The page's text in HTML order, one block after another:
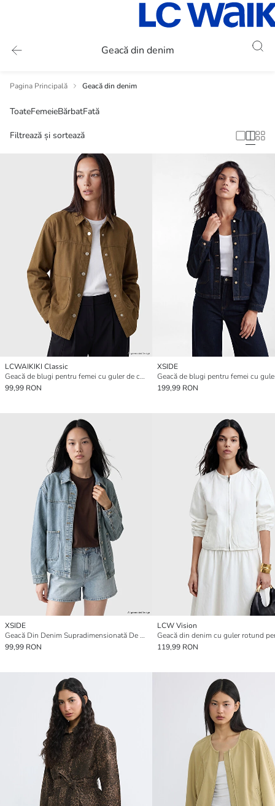
Geacă din denim
Pagina Principală Geacă din denim
ToateFemeieBărbatFată
Filtrează și sortează
LCWAIKIKI Classic
Geacă de blugi pentru femei cu guler de cămașă
99,99 RON
XSIDE
199,99 RON
XSIDE
Geacă Din Denim Supradimensionată De Femei Cu Guler
99,99 RON
LCW Vision
119,99 RON